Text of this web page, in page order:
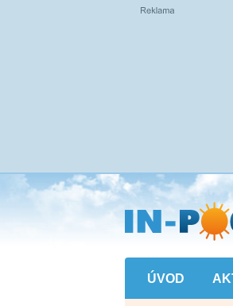
Přejít
na
hlavní
obsah
ÚVOD